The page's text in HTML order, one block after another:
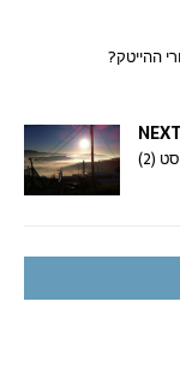
ההייטק?
NEXT
(2)